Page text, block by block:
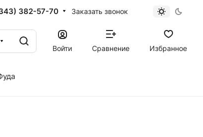
382-57-70 Заказать звонок
Войти
Сравнение Избранное